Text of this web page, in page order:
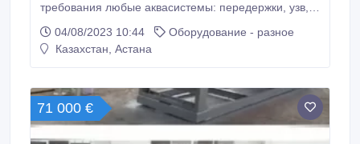
требования любые аквасистемы: передержки, узв,
морепродуктов таких как (устрицы, мидии, морской
гребешок, краб, морской ёж и другие моллюски), а
аквасистемы, автомобильные системы
транспортировки морепродуктов и многое другое.
04/08/2023 10:44
Оборудование - разное
Казахстан, Астана
71 000 €